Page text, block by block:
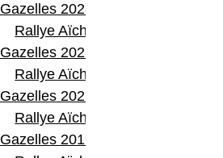
Gazelles 2023
Rallye Aïcha des
Gazelles 2022
Rallye Aïcha des
Gazelles 2021 -30th
Rallye Aïcha des
Gazelles 2019